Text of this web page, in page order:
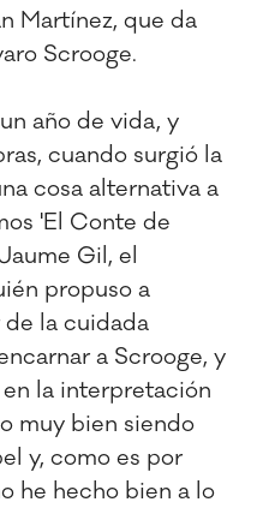
Martínez, que da
Scrooge.
año de vida, y
cuando surgió la
cosa alternativa a
'El Conte de
Gil, el
propuso a
la cuidada
a Scrooge, y
la interpretación
muy bien siendo
y, como es por
he hecho bien a lo